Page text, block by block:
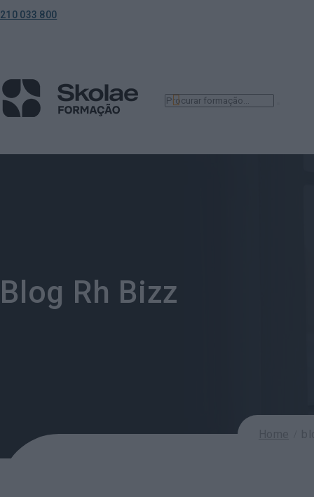
210 033 800
Blog Rh Bizz